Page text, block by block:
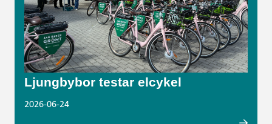
Ljungbybor testar elcykel
2026-06-24